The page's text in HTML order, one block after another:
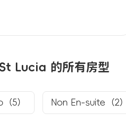
Lucia 的所有房型
5） Non En-suite（2）